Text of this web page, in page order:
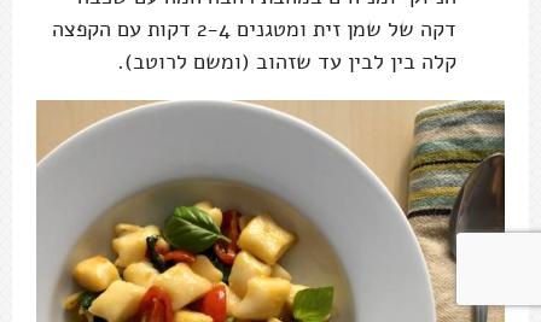
דקה של שמן זית ומטגנים 2-4 דקות עם הקפצה
קלה בין לבין עד שזהוב (ומשם לרוטב).